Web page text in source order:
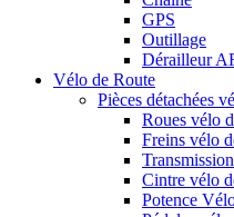
GPS
Outillage
Dérailleur
Vélo de Route
Pièces détachées
Roues vélo
Freins vélo
Cintre vélo
Potence